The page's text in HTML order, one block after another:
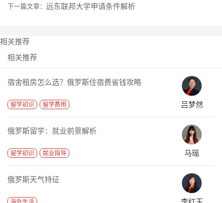
下一篇文章： 远东联邦大学申请条件解析
相关推荐
相关推荐
宿舍租房怎么选？俄罗斯住宿费省钱攻略
留学初识 留学费用 吕梦然
俄罗斯留学：就业前景解析
留学初识 就业指导 马瑶
俄罗斯天气特征